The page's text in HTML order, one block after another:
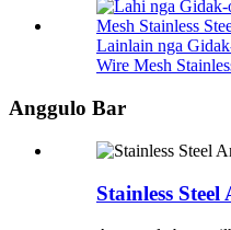
Lainlain nga
Wire Mesh
Anggulo Bar
Stainless